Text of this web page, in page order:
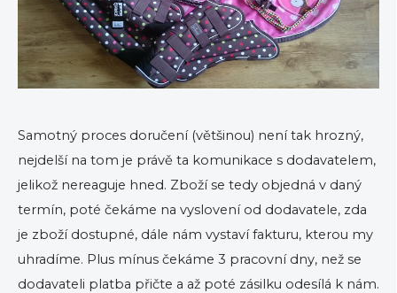
Samotný proces doručení (většinou) není tak hrozný,
nejdelší na tom je právě ta komunikace s dodavatelem,
jelikož nereaguje hned. Zboží se tedy objedná v daný
termín, poté čekáme na vyslovení od dodavatele, zda
je zboží dostupné, dále nám vystaví fakturu, kterou my
uhradíme. Plus mínus čekáme 3 pracovní dny, než se
dodavateli platba přičte a až poté zásilku odesílá k nám.